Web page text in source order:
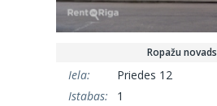
Ropažu novads
Iela:
Priedes 12
Istabas:
1